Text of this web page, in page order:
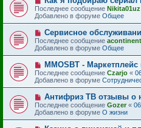
н
и
е
с
о
о
б
щ
е
н
и
е
о
в
о
с
о
о
б
щ
е
н
и
Последнее сообщение Nikita01uz
Добавлено в форуме Общее
Н
о
в
о
е
с
о
о
б
щ
е
н
и
е
Сервисное
Последнее сообщение
Добавлено в форуме Общее
Н
о
в
о
с
о
о
б
MMOSBT - Маркетплейс
Последнее сообщение Czarjo «
Добавлено в форуме
Н
о
в
о
е
Антифриз ТВ отзывы о
Последнее сообщение Gozer «
Добавлено в форуме О жизни